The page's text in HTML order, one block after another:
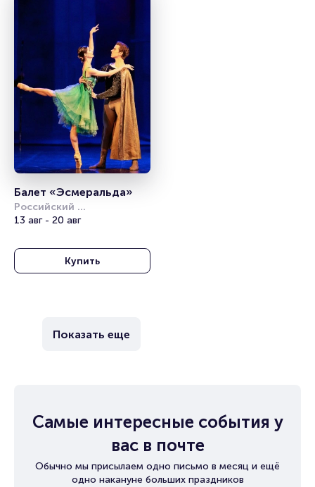
Балет «Эсмеральда»
Российский
академический
13 авг - 20 авг
Купить
Показать еще
Самые интересные события у
вас в почте
Обычно мы присылаем одно письмо в месяц и ещё
одно накануне больших праздников